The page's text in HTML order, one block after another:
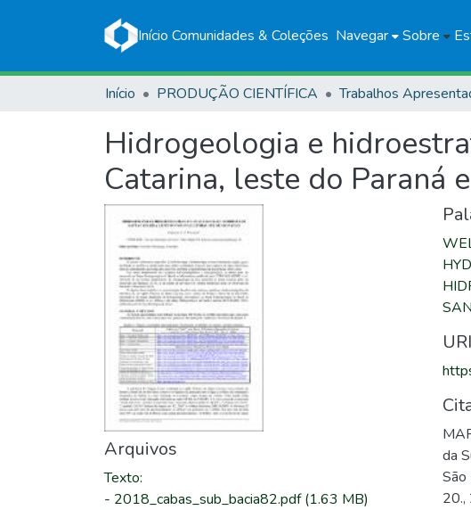
Início Comunidades & Coleções Navegar Sobre
Início PRODUÇÃO CIENTÍFICA
Hidrogeologia e
Catarina, leste do Paraná
Arquivos
Texto:
- 2018_cabas_sub_bacia82.pdf(1.63 MB)
da
São
20.,